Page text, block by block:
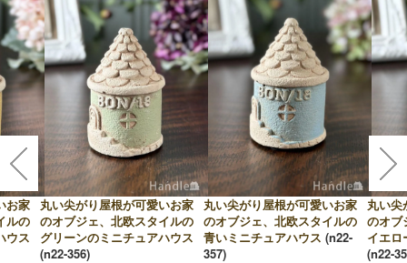
お家
ルの
ウス
丸い尖がり屋根が可愛いお家
のオブジェ、北欧スタイルの
グリーンのミニチュアハウス
(n22-356)
丸い尖がり屋根が可愛いお家
のオブジェ、北欧スタイルの
青いミニチュアハウス (n22-
357)
丸い尖
のオブ
イエロ
(n22-